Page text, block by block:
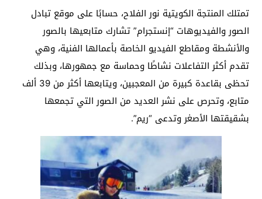
تمتلك المنتجة الكويتية نور الفلاح، حسابًا على موقع تبادل
الصور والفيديوهات “إنستجرام” تشارك متابعيها بالصور
والأنشطة ومقاطع الفيديو الخاصة بأعمالها الفنية، وهي
تقدم أكثر التفاعلات نشاطًا وحماسة مع جمهورها، وبذلك
تحظى بقاعدة كبيرة من المعجبين، ويتابعها أكثر من 39 ألف
متابع، وتحرص على نشر العديد من الصور التي تجمعها
بشقيقتها الأصغر وتدعى “ريم”.